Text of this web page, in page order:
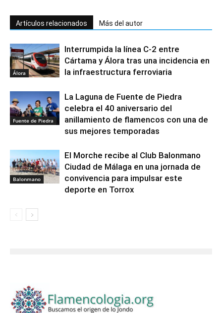
Artículos relacionados Más del autor
Álora
Interrumpida la línea C-2 entre
Cártama y Álora tras una incidencia en
la infraestructura ferroviaria
Fuente de Piedra
La Laguna de Fuente de Piedra
celebra el 40 aniversario del
anillamiento de flamencos con una de
sus mejores temporadas
Balonmano
El Morche recibe al Club Balonmano
Ciudad de Málaga en una jornada de
convivencia para impulsar este
deporte en Torrox